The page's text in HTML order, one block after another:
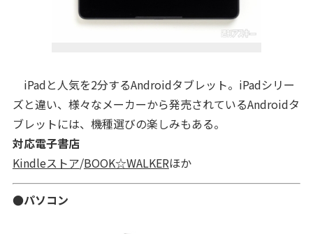
iPadと人気を2分するAndroidタブレット。iPadシリー
ズと違い、様々なメーカーから発売されているAndroidタ
ブレットには、機種選びの楽しみもある。
対応電子書店
Kindleストア/BOOK☆WALKERほか
●パソコン